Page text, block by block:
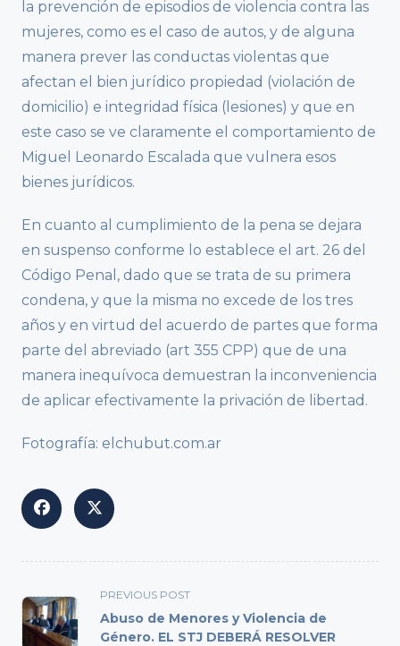
la prevención de episodios de violencia contra las
mujeres, como es el caso de autos, y de alguna
manera prever las conductas violentas que
afectan el bien jurídico propiedad (violación de
domicilio) e integridad física (lesiones) y que en
este caso se ve claramente el comportamiento de
Miguel Leonardo Escalada que vulnera esos
bienes jurídicos.
En cuanto al cumplimiento de la pena se dejara
en suspenso conforme lo establece el art. 26 del
Código Penal, dado que se trata de su primera
condena, y que la misma no excede de los tres
años y en virtud del acuerdo de partes que forma
parte del abreviado (art 355 CPP) que de una
manera inequívoca demuestran la inconveniencia
de aplicar efectivamente la privación de libertad.
Fotografía: elchubut.com.ar
<span
class="nav-
subtitle
PREVIOUS POST
Abuso de Menores y Violencia de
Género. EL STJ DEBERÁ RESOLVER